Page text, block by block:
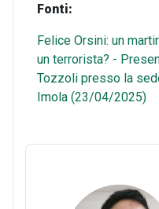
Fonti:
Felice Orsini: un
un terrorista? -
Tozzoli presso la
Imola (23/04/2025)